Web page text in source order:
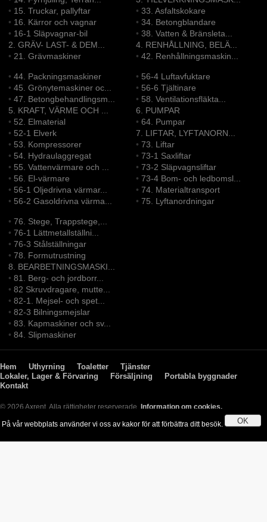
• 15. Truckar, pallyftar
• 16. Kärror och vagnar
• 16-1 Släpvagnar-bil
2. GRÄV- LAST- & DEM...
•21. Grävmaskiner
•33. Asfaltskokare
•34. Betongblandare
•38. Vatten & Bränsleta...
4. RENHÅLLNING, BELÄ...
•42. Renhållningsmaskin...
•44. Packningsmaskiner
•45. Grönytemaskiner oc...
•47. Betongbehandlingsm...
5. KRAFT, VÄRME OCH ...
• 52. Elmaterial
• 52-1 Elverk
• 53. Kompressorer
• 54. Hydraulaggregat
• 55. Vattenvärmare och ...
• 56. El-värmare
• 56-1 Oljedrivna värmar...
• 56-2 Gasoldrivna värma...
• 56-4 Luftavfuktare
• 56-6 Tjältinare
• 58. Ventilationsfläkta...
6. PUMPAR
•64. Pumpar
7. LIFTAR, LYFTANORN...
•73. Liftar
•73-1 Saxliftar
•73-2 Släpvagnsliftar
•73-4 Bom- och ledbomsl...
•74. Materialtransport
•75. Lyftanordningar
•76. Stege, Trappstege,...
•76-1 Lättmetallställni...
•76-3 Stålställningar
•78. Formutrustning
8. BEARBETNINGSMASKI...
•81. Berg- och jordborr...
•82 Skruvdragare, mutte...
•82-1. Mejsel- och spet...
•82-3 Bilningsmejslar
•83. Kapmaskiner och sv...
•84. Slipmaskiner
Hem Uthyrning Toaletter
Tjänster
Lokaler, Lager & Förvaring
Försäljning
Portabla byggnader
Kontakt
© 2026 Axrent. Alla rättigheter reserverade. Information om cookies.
OK
På vår webbplats använder vi oss av kakor för att förbättra ditt besök.